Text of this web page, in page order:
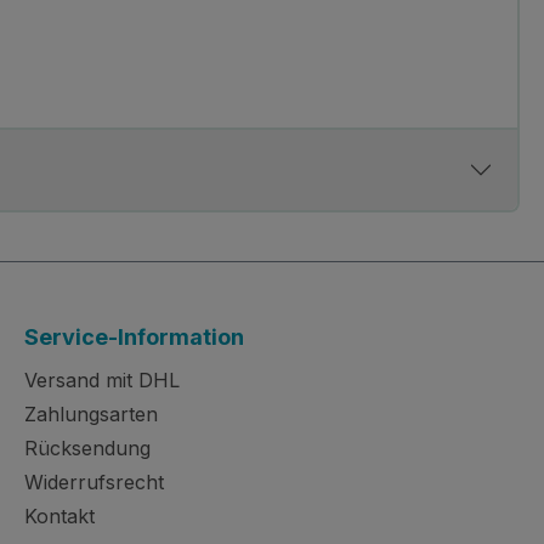
Service-Information
Versand mit DHL
Zahlungsarten
Rücksendung
Widerrufsrecht
Kontakt